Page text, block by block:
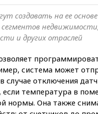
создавать на ее
и других отраслей
система может
случае отключения
если температура в
нормы. Она также